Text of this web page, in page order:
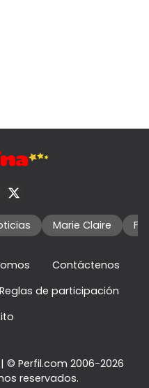
Marie Claire
Contáctenos
Reglas de participación
| © Perfil.com 2006-2026
reservados.